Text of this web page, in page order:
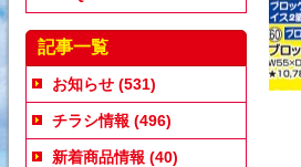
記事一覧
お知らせ (531)
チラシ情報 (496)
新着商品情報 (40)